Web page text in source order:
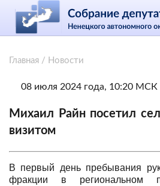
Главная / Новости
08 июля 2024 года, 10:20 МСК
Михаил Райн посетил
визитом
В первый день пребывания
фракции в региональном